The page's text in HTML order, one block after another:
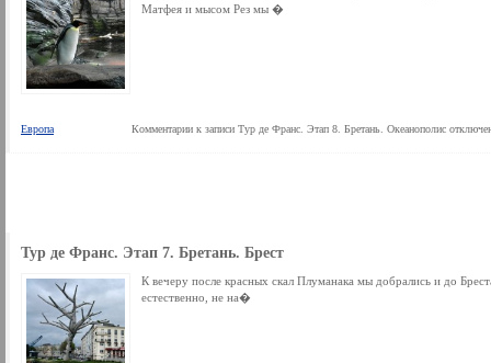
Матфея и мысом Рез мы �
Европа Комментарии к записи Тур де Франс. Этап 8. Бретань. Океанополис
Тур де Франс. Этап 7. Бретань. Брест
К вечеру после красных скал Плуманака мы добрались и до
естественно, не на�